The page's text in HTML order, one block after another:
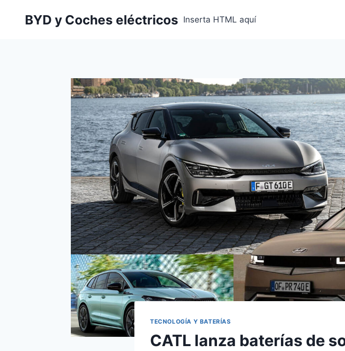
BYD y Coches eléctricos Inserta HTML aquí
TECNOLOGÍA Y BATERÍAS
CATL lanza baterías de